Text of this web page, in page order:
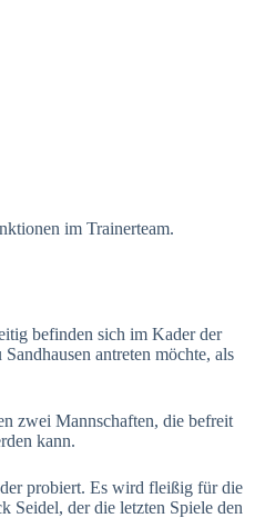
im Trainerteam.
befinden sich im Kader der
antreten möchte, als
zwei Mannschaften, die befreit
kann.
probiert. Es wird fleißig für die
Seidel, der die letzten Spiele den